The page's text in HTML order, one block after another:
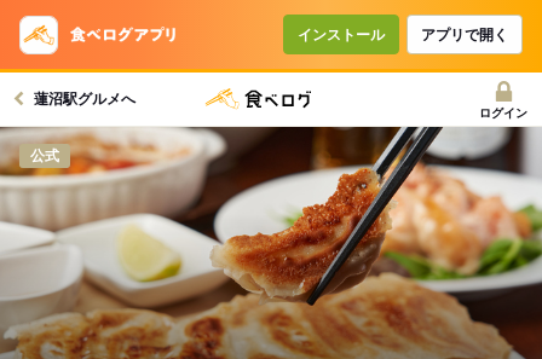
インストール アプリで開く
蓮沼駅グルメへ
ログイン
公式